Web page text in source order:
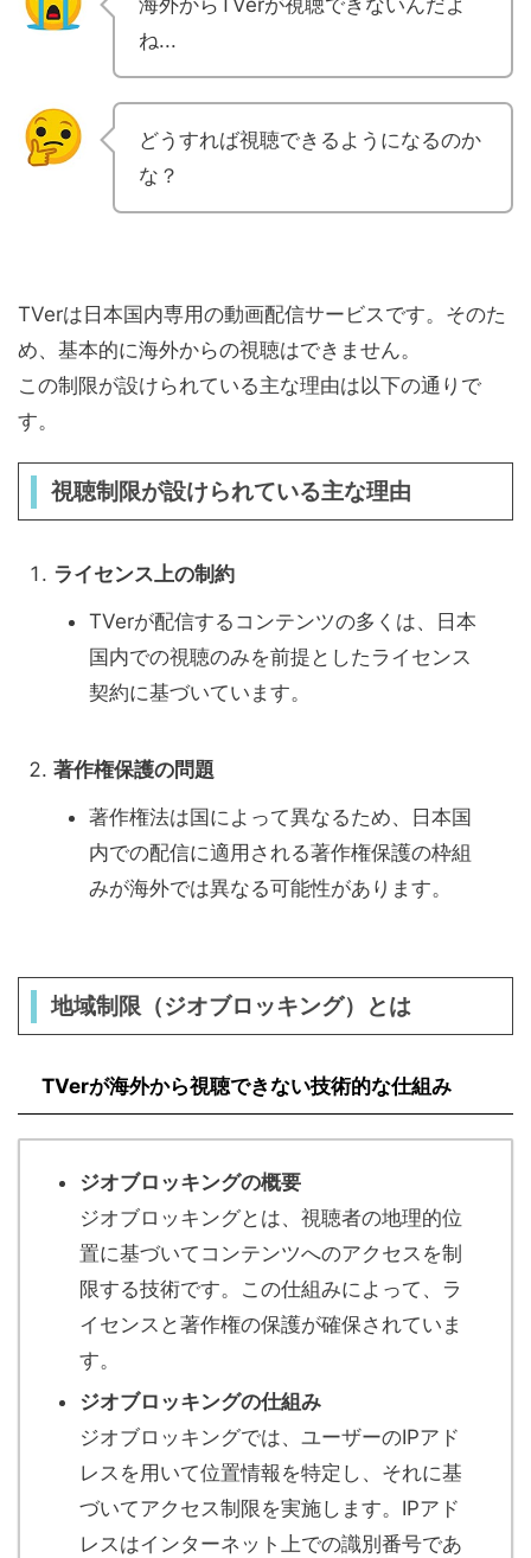
海外からTVerが視聴できないんだよ
ね...
どうすれば視聴できるようになるのか
な？
TVerは日本国内専用の動画配信サービスです。そのた
め、基本的に海外からの視聴はできません。
この制限が設けられている主な理由は以下の通りで
す。
視聴制限が設けられている主な理由
ライセンス上の制約
TVerが配信するコンテンツの多くは、日本
国内での視聴のみを前提としたライセンス
契約に基づいています。
著作権保護の問題
著作権法は国によって異なるため、日本国
内での配信に適用される著作権保護の枠組
みが海外では異なる可能性があります。
地域制限（ジオブロッキング）とは
TVerが海外から視聴できない技術的な仕組み
ジオブロッキングの概要
ジオブロッキングとは、視聴者の地理的位
置に基づいてコンテンツへのアクセスを制
限する技術です。この仕組みによって、ラ
イセンスと著作権の保護が確保されていま
す。
ジオブロッキングの仕組み
ジオブロッキングでは、ユーザーのIPアド
レスを用いて位置情報を特定し、それに基
づいてアクセス制限を実施します。IPアド
レスはインターネット上での識別番号であ